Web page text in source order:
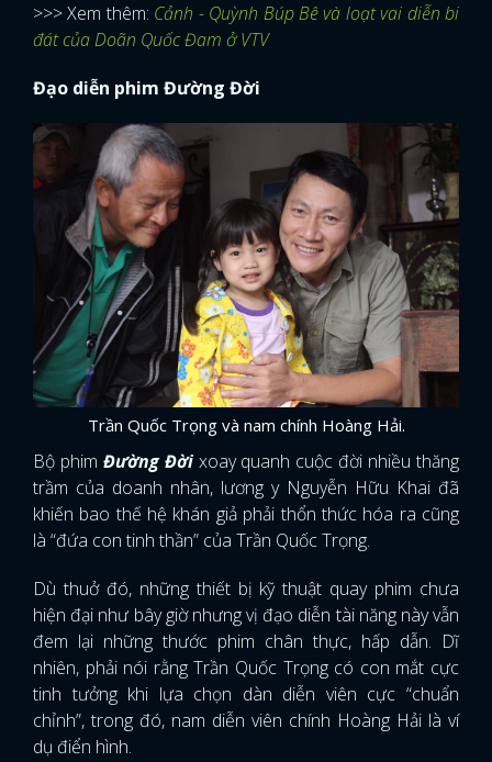
>>> Xem thêm: Cảnh - Quỳnh Búp Bê và loạt vai diễn bi
đát của Doãn Quốc Đam ở VTV
Đạo diễn phim Đường Đời
Trần Quốc Trọng và nam chính Hoàng Hải.
Bộ phim Đường Đờixoay quanh cuộc đời nhiều thăng
trầm của doanh nhân, lương y Nguyễn Hữu Khai đã
khiến bao thế hệ khán giả phải thổn thức hóa ra cũng
là “đứa con tinh thần” của Trần Quốc Trọng.
Dù thuở đó, những thiết bị kỹ thuật quay phim chưa
hiện đại như bây giờ nhưng vị đạo diễn tài năng này vẫn
đem lại những thước phim chân thực, hấp dẫn. Dĩ
nhiên, phải nói rằng Trần Quốc Trọng có con mắt cực
tinh tưởng khi lựa chọn dàn diễn viên cực “chuẩn
chỉnh”, trong đó, nam diễn viên chính Hoàng Hải là ví
dụ điển hình.